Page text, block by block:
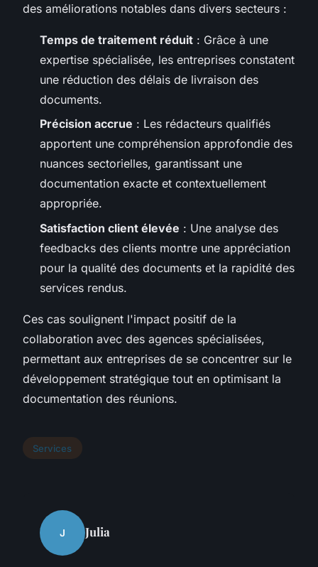
des améliorations notables dans divers secteurs :
Temps de traitement réduit : Grâce à une
expertise spécialisée, les entreprises constatent
une réduction des délais de livraison des
documents.
Précision accrue : Les rédacteurs qualifiés
apportent une compréhension approfondie des
nuances sectorielles, garantissant une
documentation exacte et contextuellement
appropriée.
Satisfaction client élevée : Une analyse des
feedbacks des clients montre une appréciation
pour la qualité des documents et la rapidité des
services rendus.
Ces cas soulignent l'impact positif de la
collaboration avec des agences spécialisées,
permettant aux entreprises de se concentrer sur le
développement stratégique tout en optimisant la
documentation des réunions.
Services
J Julia